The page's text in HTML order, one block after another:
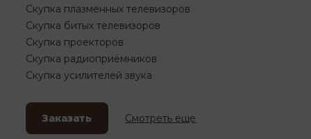
Скупка плазменных телевизоров
Скупка битых телевизоров
Скупка проекторов
Скупка радиоприёмников
Скупка усилителей звука
Заказать Смотреть еще